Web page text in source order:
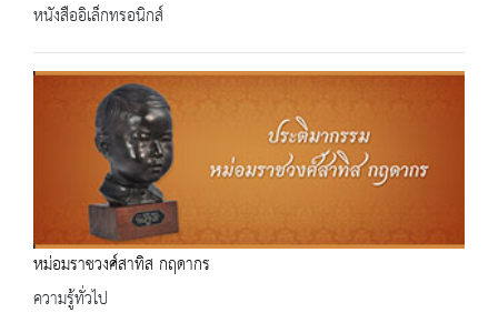
หนังสืออิเล็กทรอนิกส์
หม่อมราชวงศ์สาทิส กฤดากร
ความรู้ทั่วไป